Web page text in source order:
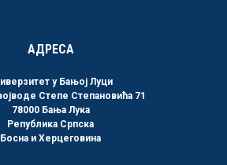
АДРЕСА
у Бањој Луци
Степе Степановића 71
78000 Бања Лука
Република Српска
Босна и Херцеговина